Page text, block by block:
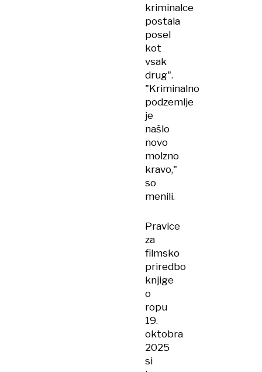
kriminalce
postala
posel
kot
vsak
drug".
"Kriminalno
podzemlje
je
našlo
novo
molzno
kravo,"
so
menili.
Pravice
za
filmsko
priredbo
knjige
o
ropu
19.
oktobra
2025
si